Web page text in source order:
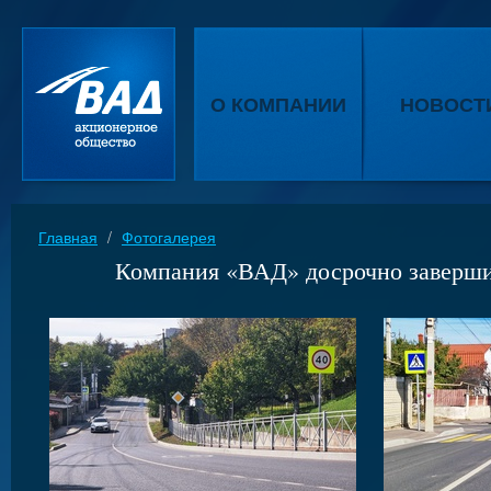
О КОМПАНИИ
Главная / Фотогалерея
Компания «ВАД» досрочно